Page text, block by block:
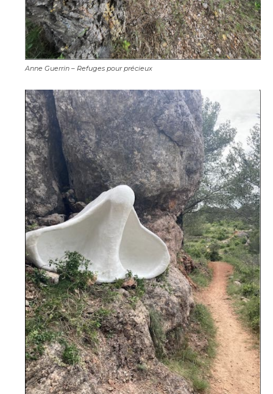
Adresse email*
Nom
Prénom
Statut / Organisation
J'accepte lestermes et conditions
* Champ obligatoire
Adresse email*
Nom
Prénom
Statut / Organisation
J'accepte lestermes et conditions
Anne Guerrin – Refuges pour précieux